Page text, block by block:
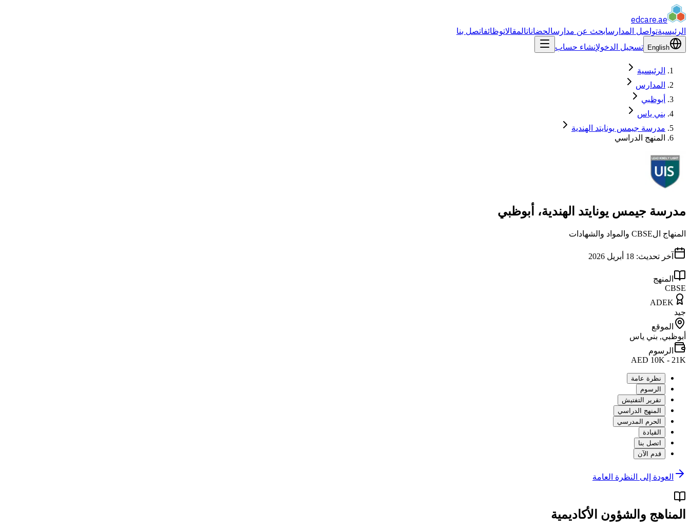
edcare.ae
الرئيسيةتواصل المدارسابحث عن مدارسالحضاناتالمقالاتوظائفاتصل بنا
English تسجيل الدخولإنشاء حساب
الرئيسية
المدارس
أبوظبي
بني ياس
مدرسة جيمس يونايتد الهندية
المنهج الدراسي
مدرسة جيمس يونايتد الهندية، أبوظبي
المنهاج الCBSE والمواد والشهادات
آخر تحديث: 18 أبريل 2026
المنهج
CBSE
ADEK
جيد
الموقع
أبوظبي, بني ياس
الرسوم
AED 10K - 21K
نظرة عامة
الرسوم
تقرير التفتيش
المنهج الدراسي
الحرم المدرسي
القيادة
اتصل بنا
قدم الآن
العودة إلى النظرة العامة
المناهج والشؤون الأكاديمية